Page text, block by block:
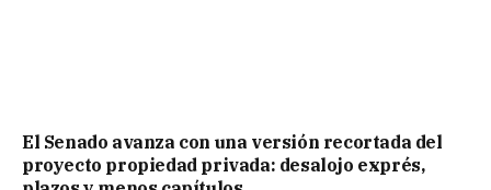
El Senado avanza con una versión recortada del
proyecto propiedad privada: desalojo exprés,